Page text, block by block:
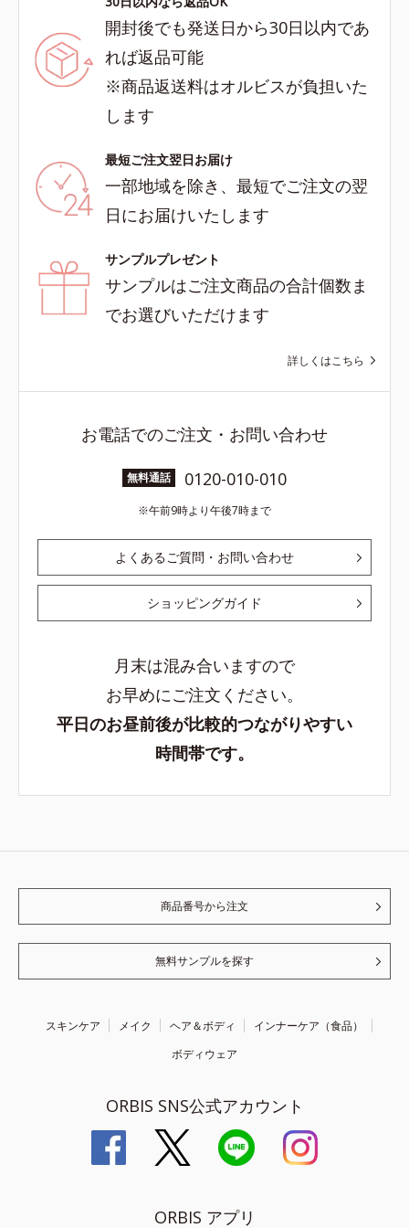
開封後でも発送日から30日以内であ
れば返品可能
※商品返送料はオルビスが負担いた
します
最短ご注文翌日お届け
一部地域を除き、最短でご注文の翌
日にお届けいたします
サンプルプレゼント
サンプルはご注文商品の合計個数ま
でお選びいただけます
詳しくはこちら
お電話でのご注文・お問い合わせ
無料通話 0120-010-010
午前9時より午後7時まで
よくあるご質問・お問い合わせ
ショッピングガイド
月末は混み合いますので
お早めにご注文ください。
平日のお昼前後が比較的つながりやすい
時間帯です。
商品番号から注文
無料サンプルを探す
スキンケア メイク ヘア＆ボディ
インナーケア（食品）
ボディウェア
ORBIS SNS公式アカウント
ORBIS アプリ